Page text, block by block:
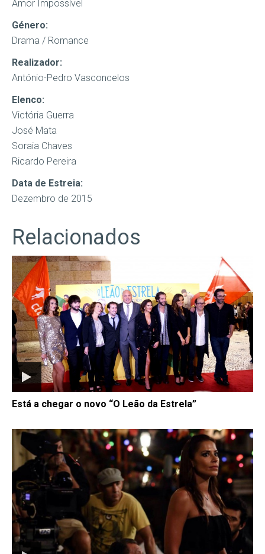
Amor Impossível
Género:
Drama / Romance
Realizador:
António-Pedro Vasconcelos
Elenco:
Victória Guerra
José Mata
Soraia Chaves
Ricardo Pereira
Data de Estreia:
Dezembro de 2015
Relacionados
Está a chegar o novo “O Leão da Estrela”